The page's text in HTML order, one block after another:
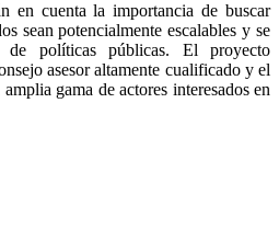
en cuenta la importancia de buscar
sean potencialmente escalables y se
políticas públicas. El proyecto
asesor altamente cualificado y el
gama de actores interesados en